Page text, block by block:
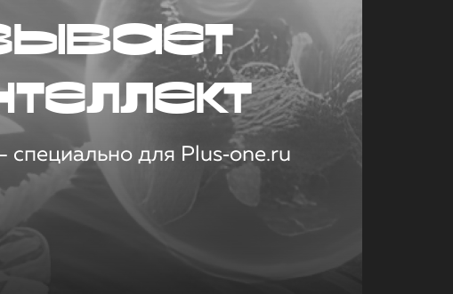
для Plus‑one.ru